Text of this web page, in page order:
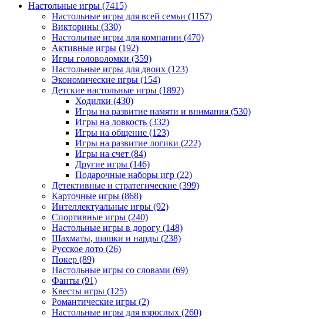
Настольные игры (7415)
Настольные игры для всей семьи (1157)
Викторины (330)
Настольные игры для компании (470)
Активные игры (192)
Игры головоломки (359)
Настольные игры для двоих (123)
Экономические игры (154)
Детские настольные игры (1892)
Ходилки (430)
Игры на развитие памяти и внимания (530)
Игры на ловкость (332)
Игры на общение (123)
Игры на развитие логики (222)
Игры на счет (84)
Другие игры (146)
Подарочные наборы игр (22)
Детективные и стратегические (399)
Карточные игры (868)
Интеллектуальные игры (92)
Спортивные игры (240)
Настольные игры в дорогу (148)
Шахматы, шашки и нарды (238)
Русское лото (26)
Покер (89)
Настольные игры со словами (69)
Фанты (91)
Квесты игры (125)
Романтические игры (2)
Настольные игры для взрослых (260)